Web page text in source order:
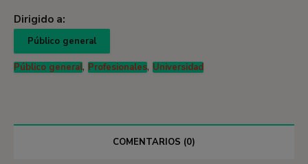
Dirigido a:
Público general
Público general, Profesionales, Universidad
COMENTARIOS (0)